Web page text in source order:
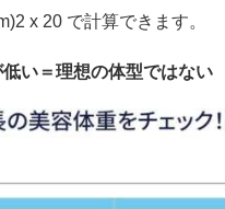
x 20 で計算できます。
い＝理想の体型ではない